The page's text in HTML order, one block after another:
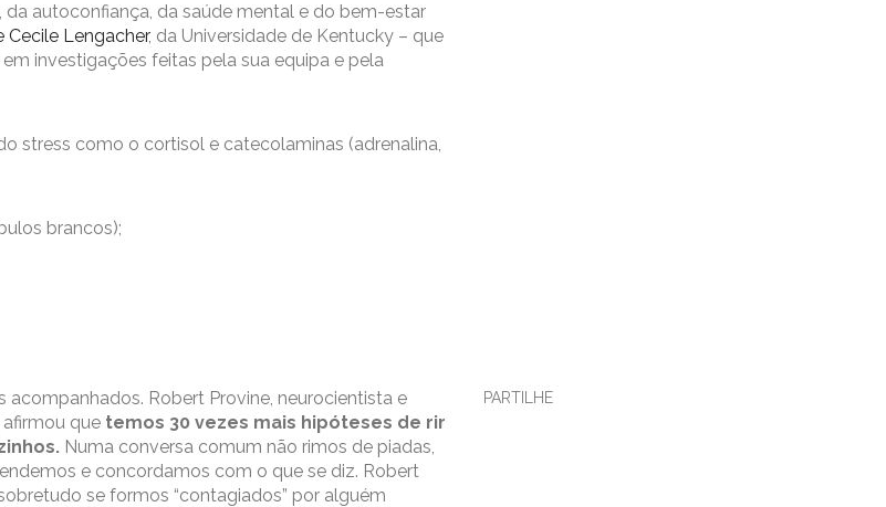
autoconfiança, da saúde mental e do bem-estar
Cecile Lengacher, da Universidade de Kentucky – que
investigações feitas pela sua equipa e pela
stress como o cortisol e catecolaminas (adrenalina,
brancos);
Robert Provine, neurocientista e
que temos 30 vezes mais hipóteses de rir
Numa conversa comum não rimos de piadas,
e concordamos com o que se diz. Robert
se formos “contagiados” por alguém
PARTILHE